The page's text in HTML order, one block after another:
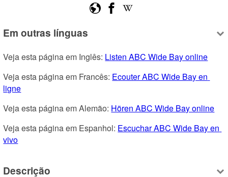
Em outras línguas
Veja esta página em Inglês: Listen ABC Wide Bay online
Veja esta página em Francês: Ecouter ABC Wide Bay en
ligne
Veja esta página em Alemão: Hören ABC Wide Bay online
Veja esta página em Espanhol: Escuchar ABC Wide Bay en
vivo
Descrição